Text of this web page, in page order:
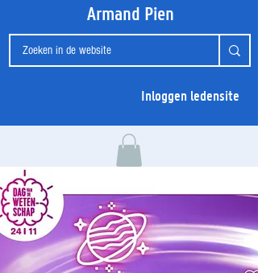
Armand Pien
Inloggen ledensite